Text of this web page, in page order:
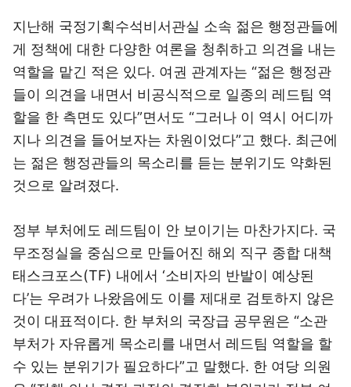
지난해 국정기획수석비서관실 소속 젊은 행정관들에
게 정책에 대한 다양한 여론을 청취하고 의견을 내는
역할을 맡긴 적은 있다. 여권 관계자는 “젊은 행정관
들이 의견을 내면서 비공식적으로 일종의 레드팀 역
할을 한 측면도 있다”면서도 “그러나 이 역시 어디까
지나 의견을 들어보자는 차원이었다”고 했다. 최근에
는 젊은 행정관들의 목소리를 듣는 분위기도 약화된
것으로 알려졌다.
정부 부처에도 레드팀이 안 보이기는 마찬가지다. 국
무조정실을 중심으로 만들어진 해외 직구 종합 대책
태스크포스(TF) 내에서 ‘소비자의 반발이 예상된
다’는 우려가 나왔음에도 이를 제대로 검토하지 않은
것이 대표적이다. 한 부처의 국장급 공무원은 “소관
부처가 자유롭게 목소리를 내면서 레드팀 역할을 할
수 있는 분위기가 필요하다”고 말했다. 한 여당 의원